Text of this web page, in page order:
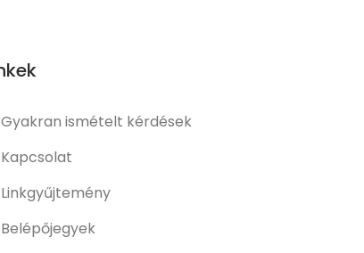
Gyakran ismételt kérdések
Kapcsolat
Linkgyűjtemény
Belépőjegyek